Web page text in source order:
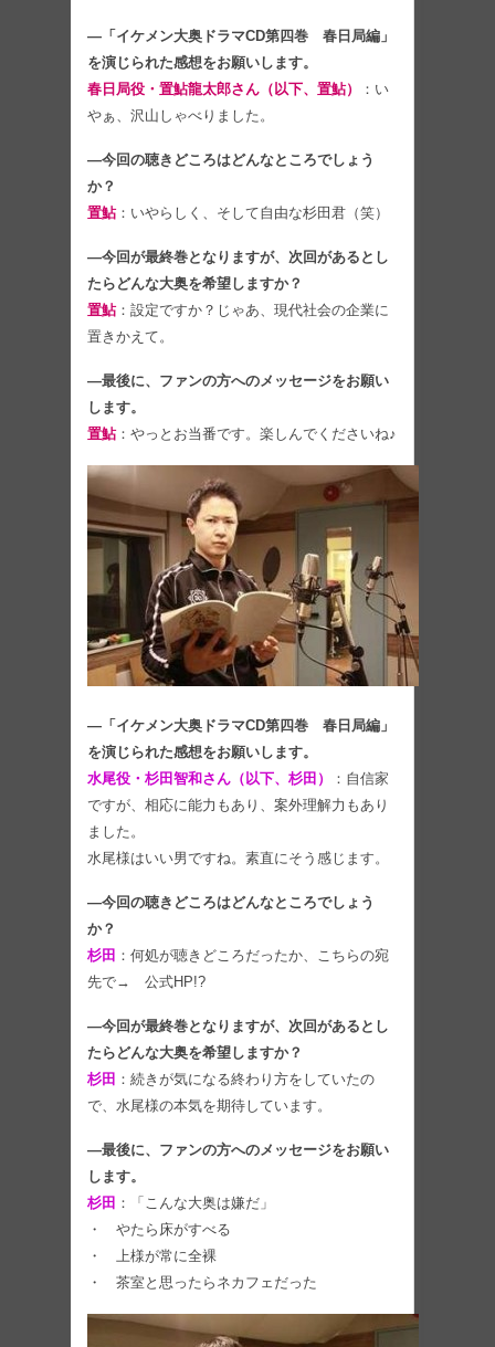
―「イケメン大奥ドラマCD第四巻 春日局編」
を演じられた感想をお願いします。
春日局役・置鮎龍太郎さん（以下、置鮎）
：い
やぁ、沢山しゃべりました。
―今回の聴きどころはどんなところでしょう
か？
置鮎：いやらしく、そして自由な杉田君（笑）
―今回が最終巻となりますが、次回があるとし
たらどんな大奥を希望しますか？
置鮎：設定ですか？じゃあ、現代社会の企業に
置きかえて。
―最後に、ファンの方へのメッセージをお願い
します。
置鮎：やっとお当番です。楽しんでくださいね♪
―「イケメン大奥ドラマCD第四巻 春日局編」
を演じられた感想をお願いします。
水尾役・杉田智和さん（以下、杉田）
：自信家
ですが、相応に能力もあり、案外理解力もあり
ました。
水尾様はいい男ですね。素直にそう感じます。
―今回の聴きどころはどんなところでしょう
か？
杉田 ：何処が聴きどころだったか、こちらの宛
先で→ 公式HP!?
―今回が最終巻となりますが、次回があるとし
たらどんな大奥を希望しますか？
杉田 ：続きが気になる終わり方をしていたの
で、水尾様の本気を期待しています。
―最後に、ファンの方へのメッセージをお願い
します。
杉田 ：「こんな大奥は嫌だ」
・ やたら床がすべる
・ 上様が常に全裸
・ 茶室と思ったらネカフェだった